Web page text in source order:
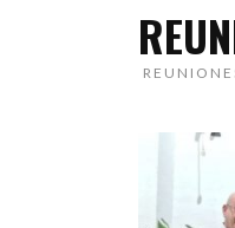
TRANSPARENCIA
FINES
EL